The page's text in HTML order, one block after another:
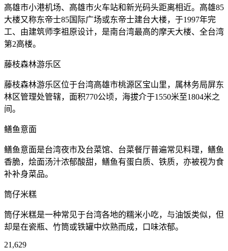
高雄市小港机场、高雄市火车站和新光码头距离相近。高雄85
大楼又称东帝士85国际广场或东帝士建台大楼，于1997年完
工、由建筑师李祖原设计，是南台湾最高的摩天大楼、全台湾
第2高楼。
藤枝森林游乐区
藤枝森林游乐区位于台湾高雄市桃源区宝山里，属林务局屏东
林区管理处管辖，面积770公顷，海拔介于1550米至1804米之
间。
鳝鱼意面
鳝鱼意面是台湾夜市及台菜馆、台菜餐厅普遍常见料理，鳝鱼
香脆，烩面汤汁浓郁酸甜，鳝鱼有蛋白质、铁质，亦被视为食
补补身菜品。
筒仔米糕
筒仔米糕是一种常见于台湾各地的糯米小吃，与油饭类似，但
却是在瓷瓶、竹筒或铁罐中炊熟而成，口味浓郁。
21,629